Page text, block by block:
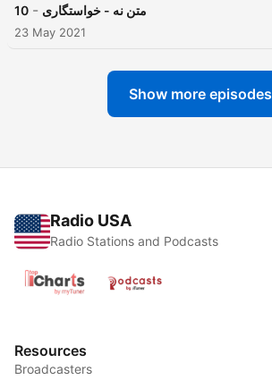
10 - متن نه - خواستگاری
23 May 2021
Show more episodes
Radio USA
Radio Stations and Podcasts
Resources
Broadcasters